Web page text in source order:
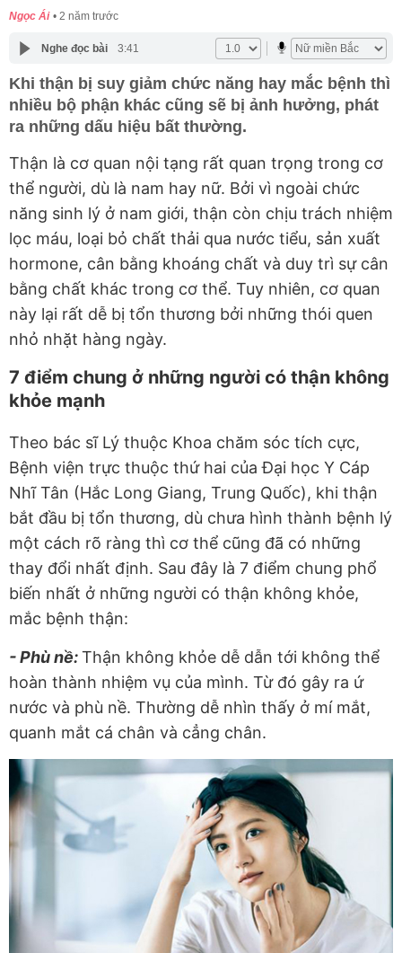
Ngọc Ái 2 năm trước
Nghe đọc bài 3:41
Khi thận bị suy giảm chức năng hay mắc bệnh thì
nhiều bộ phận khác cũng sẽ bị ảnh hưởng, phát
ra những dấu hiệu bất thường.
Thận là cơ quan nội tạng rất quan trọng trong cơ
thể người, dù là nam hay nữ. Bởi vì ngoài chức
năng sinh lý ở nam giới, thận còn chịu trách nhiệm
lọc máu, loại bỏ chất thải qua nước tiểu, sản xuất
hormone, cân bằng khoáng chất và duy trì sự cân
bằng chất khác trong cơ thể. Tuy nhiên, cơ quan
này lại rất dễ bị tổn thương bởi những thói quen
nhỏ nhặt hàng ngày.
7 điểm chung ở những người có thận không
khỏe mạnh
Theo bác sĩ Lý thuộc Khoa chăm sóc tích cực,
Bệnh viện trực thuộc thứ hai của Đại học Y Cáp
Nhĩ Tân (Hắc Long Giang, Trung Quốc), khi thận
bắt đầu bị tổn thương, dù chưa hình thành bệnh lý
một cách rõ ràng thì cơ thể cũng đã có những
thay đổi nhất định. Sau đây là 7 điểm chung phổ
biến nhất ở những người có thận không khỏe,
mắc bệnh thận:
- Phù nề:Thận không khỏe dễ dẫn tới không thể
hoàn thành nhiệm vụ của mình. Từ đó gây ra ứ
nước và phù nề. Thường dễ nhìn thấy ở mí mắt,
quanh mắt cá chân và cẳng chân.